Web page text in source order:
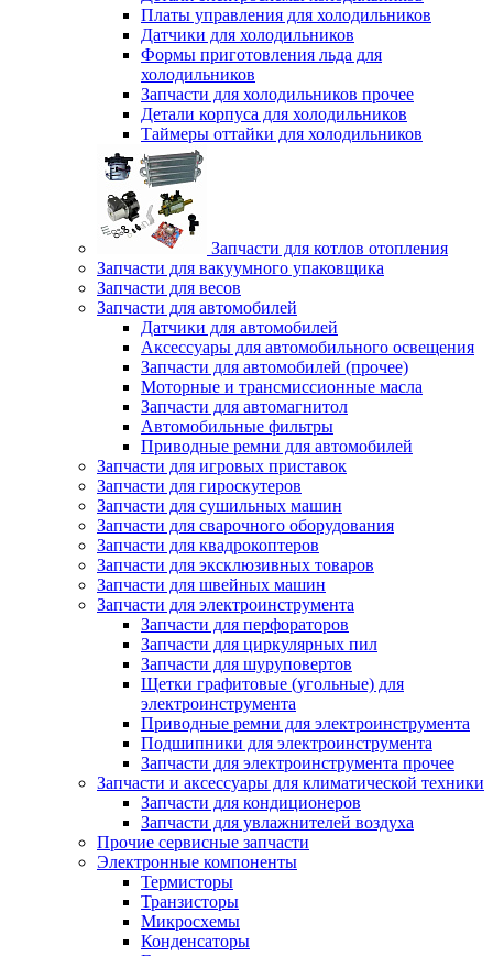
Платы управления для холодильников
Датчики для холодильников
Формы приготовления льда для
холодильников
Запчасти для холодильников прочее
Детали корпуса для холодильников
Таймеры оттайки для холодильников
Запчасти для котлов отопления
Запчасти для вакуумного упаковщика
Запчасти для весов
Запчасти для автомобилей
Датчики для автомобилей
Аксессуары для автомобильного освещения
Запчасти для автомобилей (прочее)
Моторные и трансмиссионные масла
Запчасти для автомагнитол
Автомобильные фильтры
Приводные ремни для автомобилей
Запчасти для игровых приставок
Запчасти для гироскутеров
Запчасти для сушильных машин
Запчасти для сварочного оборудования
Запчасти для квадрокоптеров
Запчасти для эксклюзивных товаров
Запчасти для швейных машин
Запчасти для электроинструмента
Запчасти для перфораторов
Запчасти для циркулярных пил
Запчасти для шуруповертов
Щетки графитовые (угольные) для
электроинструмента
Приводные ремни для электроинструмента
Подшипники для электроинструмента
Запчасти для электроинструмента прочее
Запчасти и аксессуары для климатической техники
Запчасти для кондиционеров
Запчасти для увлажнителей воздуха
Прочие сервисные запчасти
Электронные компоненты
Термисторы
Транзисторы
Микросхемы
Конденсаторы